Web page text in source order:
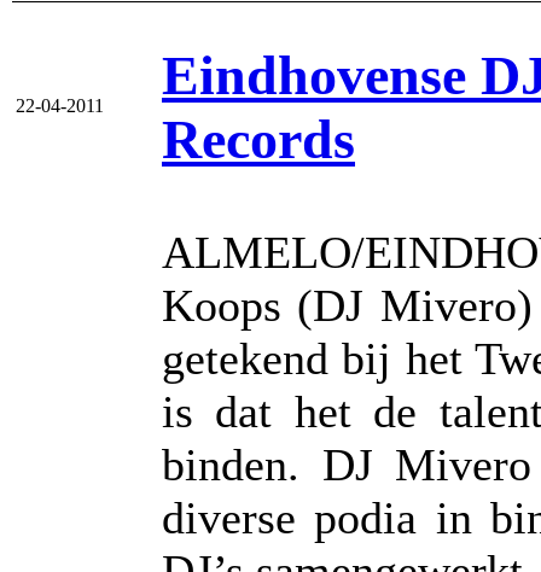
22-04-2011
Eindhovense
Records
ALMELO/
Koops (DJ
getekend bij het
is dat het de
binden. DJ
diverse podia in